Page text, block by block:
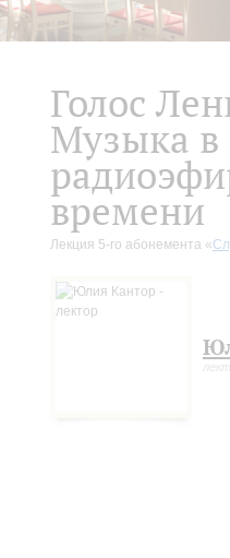
Голос
Музыка в
времени
Лекция 5-го абонемента «